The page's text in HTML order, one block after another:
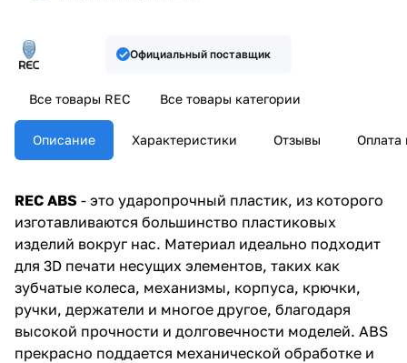
Официальный поставщик
Все товары REC Все товары категории
Описание Характеристики Отзывы Оплата
REC ABS - это ударопрочный пластик, из которого
изготавливаются большинство пластиковых
изделий вокруг нас. Материал идеально подходит
для 3D печати несущих элементов, таких как
зубчатые колеса, механизмы, корпуса, крючки,
ручки, держатели и многое другое, благодаря
высокой прочности и долговечности моделей. ABS
прекрасно поддается механической обработке и